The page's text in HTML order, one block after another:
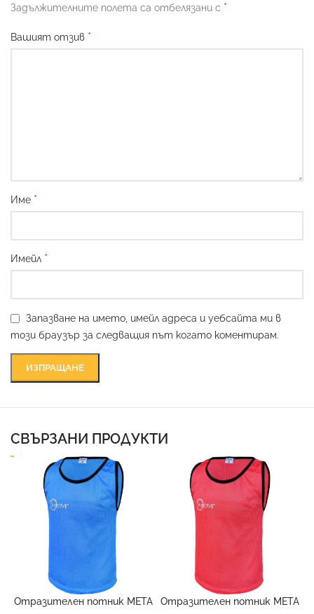
Задължителните полета са отбелязани с *
Вашият отзив *
Име *
Имейл *
Запазване на името, имейл адреса и уебсайта ми в
този браузър за следващия път когато коментирам.
СВЪРЗАНИ ПРОДУКТИ
Отразителен потник META
Отразителен потник META